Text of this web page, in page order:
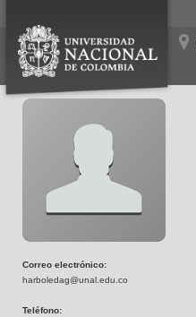
Correo electrónico:
harboledag@unal.edu.co
Teléfono: